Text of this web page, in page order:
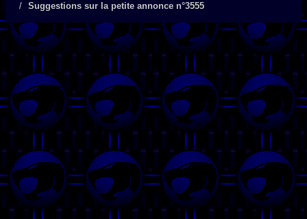
Suggestions sur la petite annonce n°3555